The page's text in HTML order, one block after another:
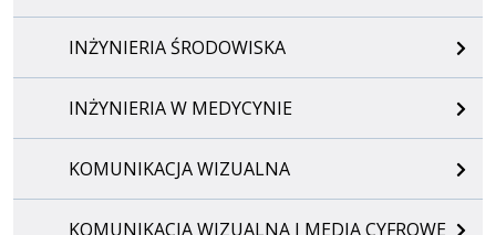
INŻYNIERIA ŚRODOWISKA
INŻYNIERIA W MEDYCYNIE
KOMUNIKACJA WIZUALNA
KOMUNIKACJA WIZUALNA I MEDIA CYFROWE